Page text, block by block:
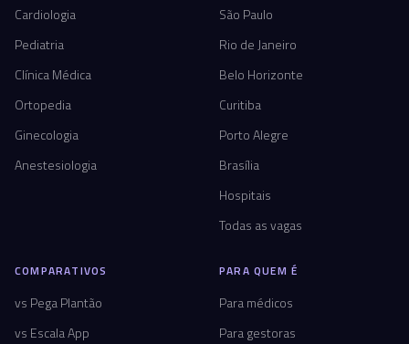
Cardiologia
Pediatria
Clínica Médica
Ortopedia
Ginecologia
Anestesiologia
São Paulo
Rio de Janeiro
Belo Horizonte
Curitiba
Porto Alegre
Brasília
Hospitais
Todas as vagas
COMPARATIVOS
vs Pega Plantão
vs Escala App
PARA QUEM É
Para médicos
Para gestoras